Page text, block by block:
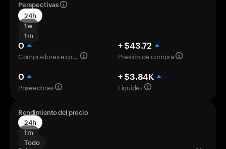
Perspectivas
24h
1w
1m
0
Compradores experimentados
+ $43.72
Presión de compra
0
Poseedores
+ $3.84K
Liquidez
Rendimiento del precio
24h
1m
Todo